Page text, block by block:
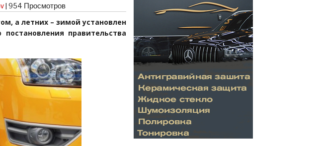
| 954 Просмотров
а летних – зимой установлен
правительства